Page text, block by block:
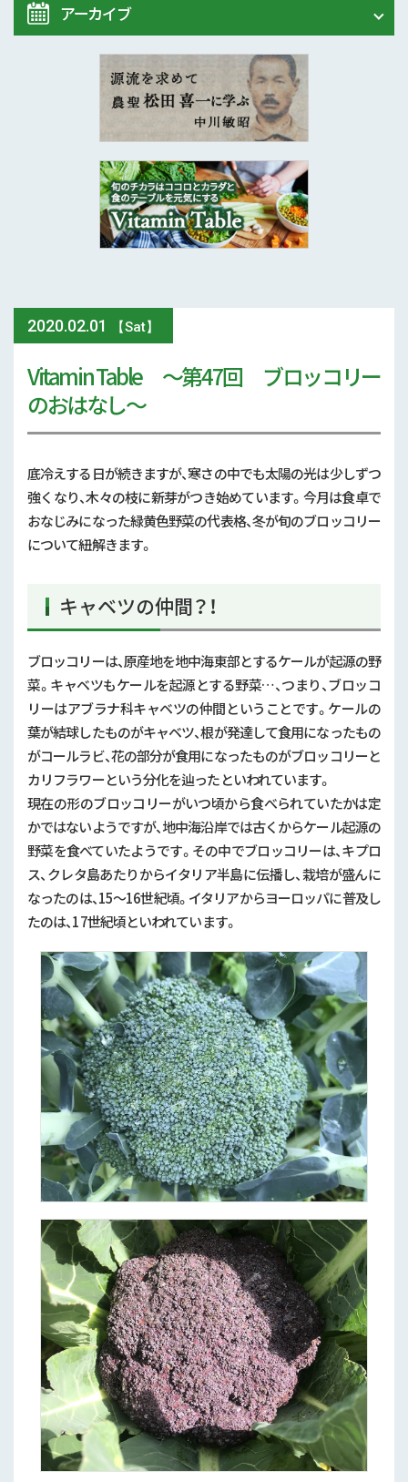
2020.02.01 【Sat】
Vitamin Table 〜第47回 ブロッコリー
のおはなし〜
底冷えする日が続きますが、寒さの中でも太陽の光は少しずつ
強くなり、木々の枝に新芽がつき始めています。今月は食卓で
おなじみになった緑黄色野菜の代表格、冬が旬のブロッコリー
について紐解きます。
キャベツの仲間？！
ブロッコリーは、原産地を地中海東部とするケールが起源の野
菜。キャベツもケールを起源とする野菜…、つまり、ブロッコ
リーはアブラナ科キャベツの仲間ということです。ケールの
葉が結球したものがキャベツ、根が発達して食用になったもの
がコールラビ、花の部分が食用になったものがブロッコリーと
カリフラワーという分化を辿ったといわれています。
現在の形のブロッコリーがいつ頃から食べられていたかは定
かではないようですが、地中海沿岸では古くからケール起源の
野菜を食べていたようです。その中でブロッコリーは、キプロ
ス、クレタ島あたりからイタリア半島に伝播し、栽培が盛んに
なったのは、15～16世紀頃。イタリアからヨーロッパに普及し
たのは、17世紀頃といわれています。
Vitamin Table
アーカイブ
2020年 (7)
2018年 (21)
2017年 (12)